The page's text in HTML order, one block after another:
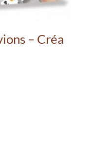
– Créa